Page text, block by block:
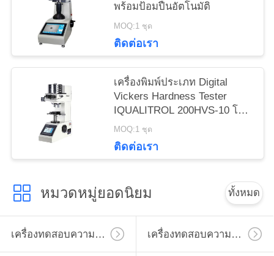
พร้อมป้อมปืนอัตโนมัติ
MOQ:1 ชุด
ติดต่อเรา
เครื่องพิมพ์ประเภท Digital
Vickers Hardness Tester
IQUALITROL 200HVS-10 โดย
น้ําหนักการบรรทุก
MOQ:1 ชุด
ติดต่อเรา
หมวดหมู่ยอดนิยม ทั้งหมด
เครื่องทดสอบความแข็งไมโครวิคเกอร์ เครื่องทดสอบความแข็งวิคเกอร์